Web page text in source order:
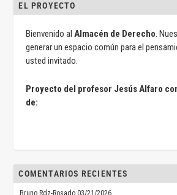
EL PROYECTO
Bienvenido alAlmacén de Derecho.
generar un espacio común para el
usted invitado.
Proyecto del profesor Jesús Alfaro
de:
COMENTARIOS RECIENTES
Bruno Rdz-Rosado 03/21/2026